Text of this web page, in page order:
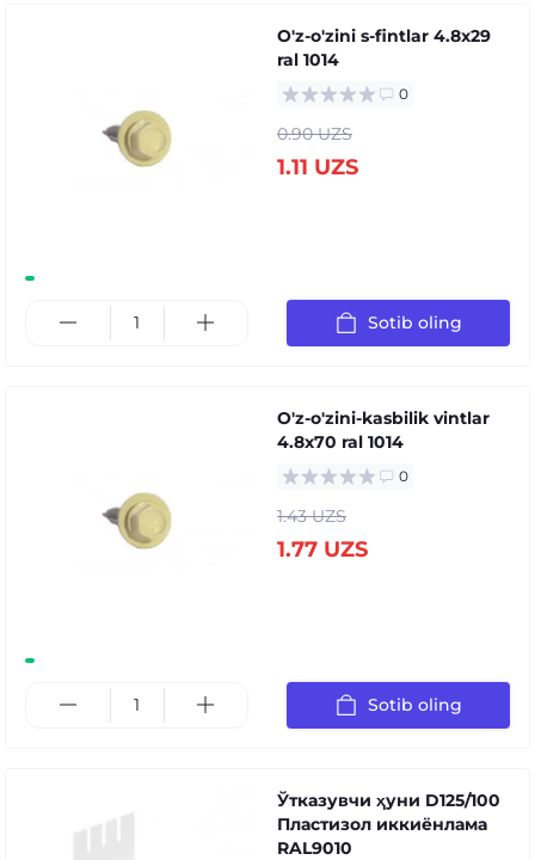
O'z-o'zini s-fintlar 4.8x29
ral 1014
0
0.90 UZS
1.11 UZS
Sotib oling
O'z-o'zini-kasbilik vintlar
4.8x70 ral 1014
0
1.43 UZS
1.77 UZS
Sotib oling
Ўтказувчи ҳуни D125/100
Пластизол иккиёнлама
RAL9010